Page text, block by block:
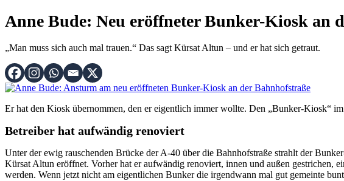
Anne Bude: Neu eröffneter Bunker-Kiosk an
„Man muss sich auch mal trauen.“ Das sagt Kürsat Altun – und er hat sich getraut.
Er hat den Kiosk übernommen, den er eigentlich immer wollte. Den „Bunker-Kiosk“
Betreiber hat aufwändig renoviert
Unter der ewig rauschenden Brücke der A-40 über die Bahnhofstraße strahlt der
Kürsat Altun eröffnet. Vorher hat er aufwändig renoviert, innen und außen gestrichen,
werden. Wenn jetzt nicht am eigentlichen Bunker die irgendwann mal gut gemeinte